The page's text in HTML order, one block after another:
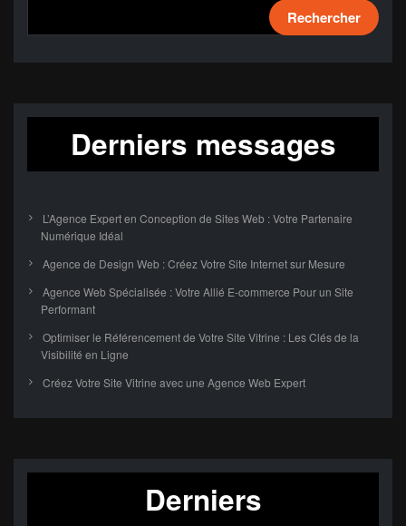
Rechercher
Derniers messages
L’Agence Expert en Conception de Sites Web : Votre Partenaire
Numérique Idéal
Agence de Design Web : Créez Votre Site Internet sur Mesure
Agence Web Spécialisée : Votre Allié E-commerce Pour un Site
Performant
Optimiser le Référencement de Votre Site Vitrine : Les Clés de la
Visibilité en Ligne
Créez Votre Site Vitrine avec une Agence Web Expert
Derniers